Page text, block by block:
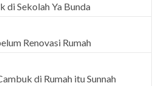
di Sekolah Ya Bunda
Renovasi Rumah
di Rumah itu Sunnah